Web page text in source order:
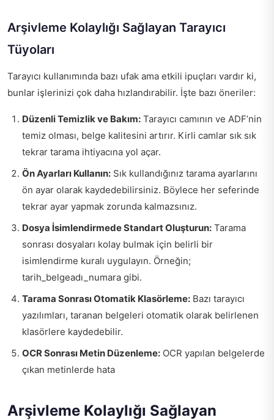
Arşivleme Kolaylığı Sağlayan Tarayıcı
Tüyoları
Tarayıcı kullanımında bazı ufak ama etkili ipuçları vardır ki,
bunlar işlerinizi çok daha hızlandırabilir. İşte bazı öneriler:
Düzenli Temizlik ve Bakım: Tarayıcı camının ve ADF’nin
temiz olması, belge kalitesini artırır. Kirli camlar sık sık
tekrar tarama ihtiyacına yol açar.
Ön Ayarları Kullanın: Sık kullandığınız tarama ayarlarını
ön ayar olarak kaydedebilirsiniz. Böylece her seferinde
tekrar ayar yapmak zorunda kalmazsınız.
Dosya İsimlendirmede Standart Oluşturun: Tarama
sonrası dosyaları kolay bulmak için belirli bir
isimlendirme kuralı uygulayın. Örneğin;
tarih_belgeadı_numara gibi.
Tarama Sonrası Otomatik Klasörleme: Bazı tarayıcı
yazılımları, taranan belgeleri otomatik olarak belirlenen
klasörlere kaydedebilir.
OCR Sonrası Metin Düzenleme: OCR yapılan belgelerde
çıkan metinlerde hata
Arşivleme Kolaylığı Sağlayan